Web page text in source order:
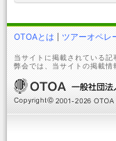
OTOAとは ツアーオペレ
当サイトに掲載されている
弊会では、当サイトの掲載